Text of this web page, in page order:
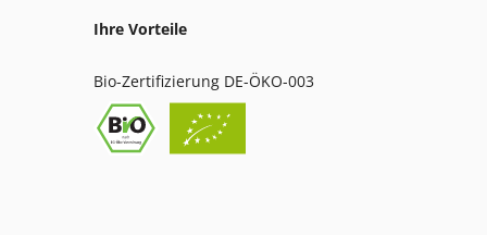
Ihre Vorteile
Bio-Zertifizierung DE-ÖKO-003